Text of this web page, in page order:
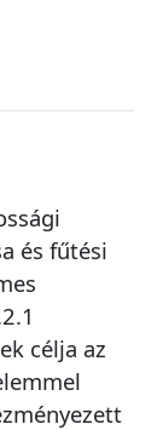
és fűtési
célja az